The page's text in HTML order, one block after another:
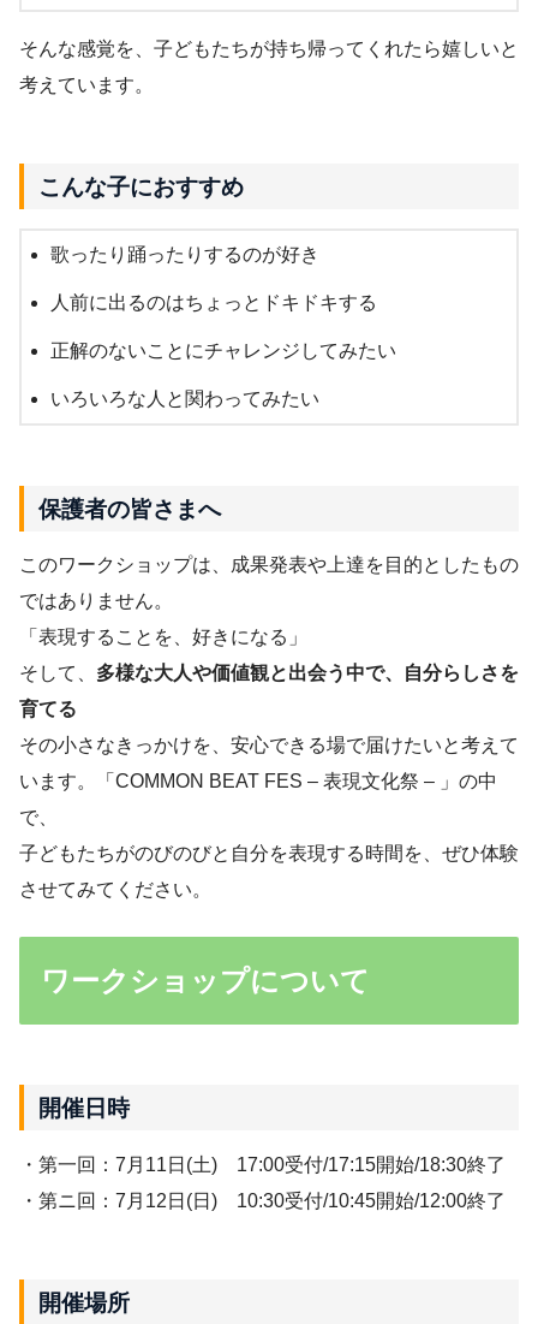
そんな感覚を、子どもたちが持ち帰ってくれたら嬉しいと
考えています。
こんな子におすすめ
歌ったり踊ったりするのが好き
人前に出るのはちょっとドキドキする
正解のないことにチャレンジしてみたい
いろいろな人と関わってみたい
保護者の皆さまへ
このワークショップは、成果発表や上達を目的としたもの
ではありません。
「表現することを、好きになる」
そして、 多様な大人や価値観と出会う中で、自分らしさを
育てる
その小さなきっかけを、安心できる場で届けたいと考えて
います。「COMMON BEAT FES – 表現文化祭 – 」の中
で、
子どもたちがのびのびと自分を表現する時間を、ぜひ体験
させてみてください。
ワークショップについて
開催日時
・第一回：7月11日(土) 17:00受付/17:15開始/18:30終了
・第ニ回：7月12日(日) 10:30受付/10:45開始/12:00終了
開催場所